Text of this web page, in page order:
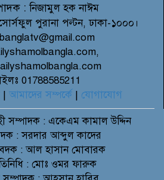
: নিজামুল হক নাঈম
পুরানা পল্টন, ঢাকা-১০০০।
01788585211
| আমাদের সম্পর্কে | যোগাযোগ
সম্পাদক : একেএম কামাল উদ্দিন
: সরদার আব্দুল কাদের
: আল হাসান মোবারক
: মোঃ ওমর ফারুক